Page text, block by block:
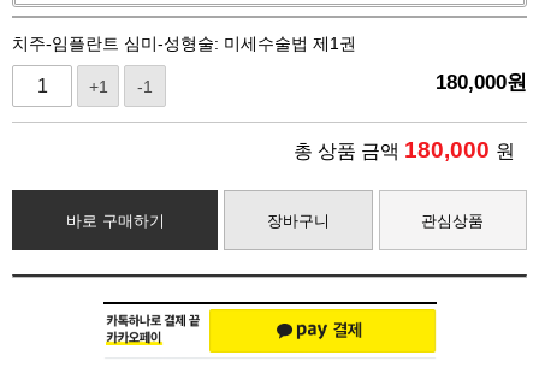
치주-임플란트 심미-성형술: 미세수술법 제1권
+1 -1 180,000원
총 상품 금액 180,000 원
바로 구매하기 장바구니 관심상품